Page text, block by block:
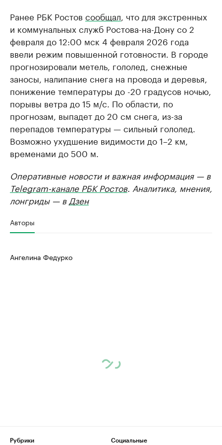
Ранее РБК Ростов сообщал , что для экстренных
и коммунальных служб Ростова-на-Дону со 2
февраля до 12:00 мск 4 февраля 2026 года
ввели режим повышенной готовности. В городе
прогнозировали метель, гололед, снежные
заносы, налипание снега на провода и деревья,
понижение температуры до -20 градусов ночью,
порывы ветра до 15 м/с. По области, по
прогнозам, выпадет до 20 см снега, из-за
перепадов температуры — сильный гололед.
Возможно ухудшение видимости до 1–2 км,
временами до 500 м.
Оперативные новости и важная информация — в
Telegram-канале РБК Ростов. Аналитика, мнения,
лонгриды — в Дзен
Авторы
Ангелина Федурко
Рубрики
Социальные